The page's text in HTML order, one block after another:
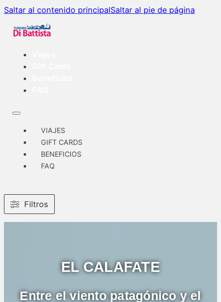
Saltar al contenido principalSaltar al pie de página
VIAJES
GIFT CARDS
BENEFICIOS
FAQ
Filtros
EL CALAFATE
Entre el viento patagónico y el